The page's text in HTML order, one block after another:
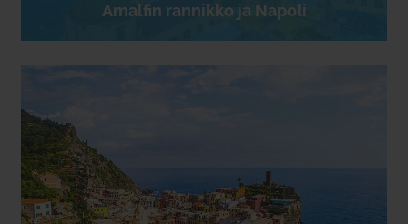
Amalfin rannikko ja Napoli